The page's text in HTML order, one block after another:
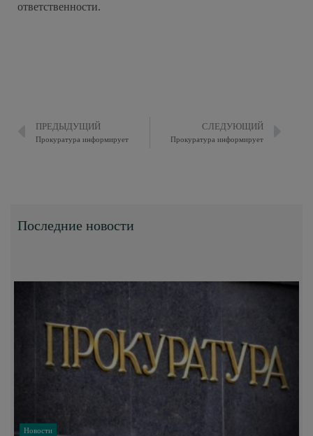
ответственности.
ПРЕДЫДУЩИЙ
Прокуратура информирует
СЛЕДУЮЩИЙ
Прокуратура информирует
Последние новости
Новости